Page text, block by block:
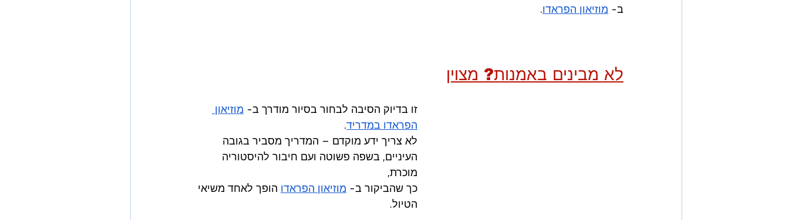
ב- מוזיאון הפראדו.
לא מבינים באמנות? מצוין
זו בדיוק הסיבה לבחור בסיור מודרך ב- מוזיאון
הפראדו במדריד.
לא צריך ידע מוקדם – המדריך מסביר בגובה
העיניים, בשפה פשוטה ועם חיבור להיסטוריה
מוכרת,
כך שהביקור ב- מוזיאון הפראדו הופך לאחד משיאי
הטיול.